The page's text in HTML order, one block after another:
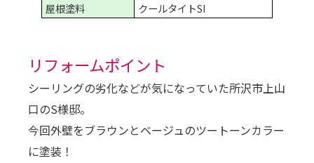
屋根塗料
クールタイトSI
リフォームポイント
シーリングの劣化などが気になっていた所沢市上山
口のS様邸。
今回外壁をブラウンとベージュのツートーンカラー
に塗装！